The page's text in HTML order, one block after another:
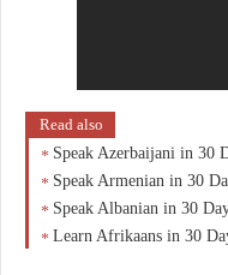
Read also
Speak Azerbaijani in 30 Days: The
Speak Armenian in 30 Days: The
Speak Albanian in 30 Days: The
Learn Afrikaans in 30 Days: The